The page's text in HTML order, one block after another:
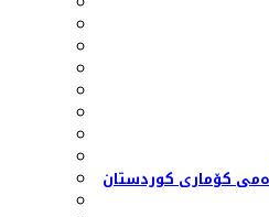
کۆماری کوردستان